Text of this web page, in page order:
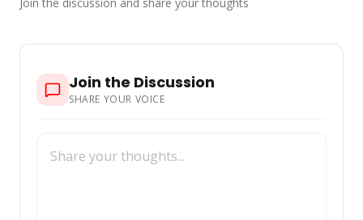
Join the Discussion
SHARE YOUR VOICE